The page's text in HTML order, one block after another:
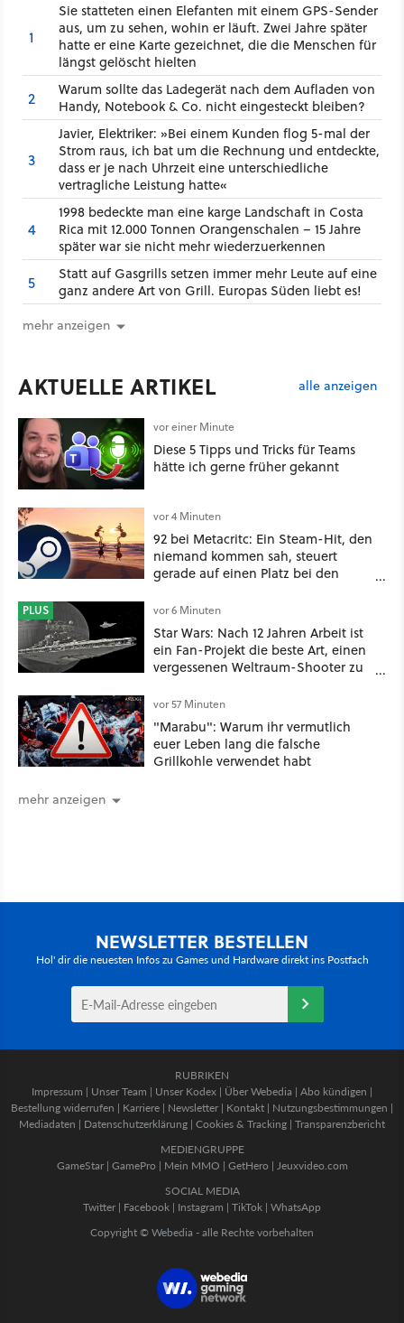
1
Sie statteten einen Elefanten mit einem GPS-Sender
aus, um zu sehen, wohin er läuft. Zwei Jahre später
hatte er eine Karte gezeichnet, die die Menschen für
längst gelöscht hielten
2
Warum sollte das Ladegerät nach dem Aufladen von
Handy, Notebook & Co. nicht eingesteckt bleiben?
3
Javier, Elektriker: »Bei einem Kunden flog 5-mal der
Strom raus, ich bat um die Rechnung und entdeckte,
dass er je nach Uhrzeit eine unterschiedliche
vertragliche Leistung hatte«
4
1998 bedeckte man eine karge Landschaft in Costa
Rica mit 12.000 Tonnen Orangenschalen – 15 Jahre
später war sie nicht mehr wiederzuerkennen
5
Statt auf Gasgrills setzen immer mehr Leute auf eine
ganz andere Art von Grill. Europas Süden liebt es!
mehr anzeigen
AKTUELLE ARTIKEL alle anzeigen
vor einer Minute
Diese 5 Tipps und Tricks für Teams
hätte ich gerne früher gekannt
vor 4 Minuten
92 bei Metacritc: Ein Steam-Hit, den
niemand kommen sah, steuert
gerade auf einen Platz bei den
PLUS vor 6 Minuten
Star Wars: Nach 12 Jahren Arbeit ist
ein Fan-Projekt die beste Art, einen
vergessenen Weltraum-Shooter zu
vor 57 Minuten
"Marabu": Warum ihr vermutlich
euer Leben lang die falsche
Grillkohle verwendet habt
mehr anzeigen
NEWSLETTER BESTELLEN
Hol' dir die neuesten Infos zu Games und Hardware direkt ins Postfach
RUBRIKEN
Impressum | Unser Team | Unser Kodex | Über Webedia | Abo kündigen |
Bestellung widerrufen | Karriere | Newsletter | Kontakt | Nutzungsbestimmungen |
Mediadaten | Datenschutzerklärung | Cookies & Tracking | Transparenzbericht
MEDIENGRUPPE
GameStar| GamePro | Mein MMO | GetHero | Jeuxvideo.com
SOCIAL MEDIA
Twitter | Facebook | Instagram | TikTok | WhatsApp
Copyright © Webedia - alle Rechte vorbehalten